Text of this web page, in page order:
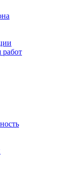
работ